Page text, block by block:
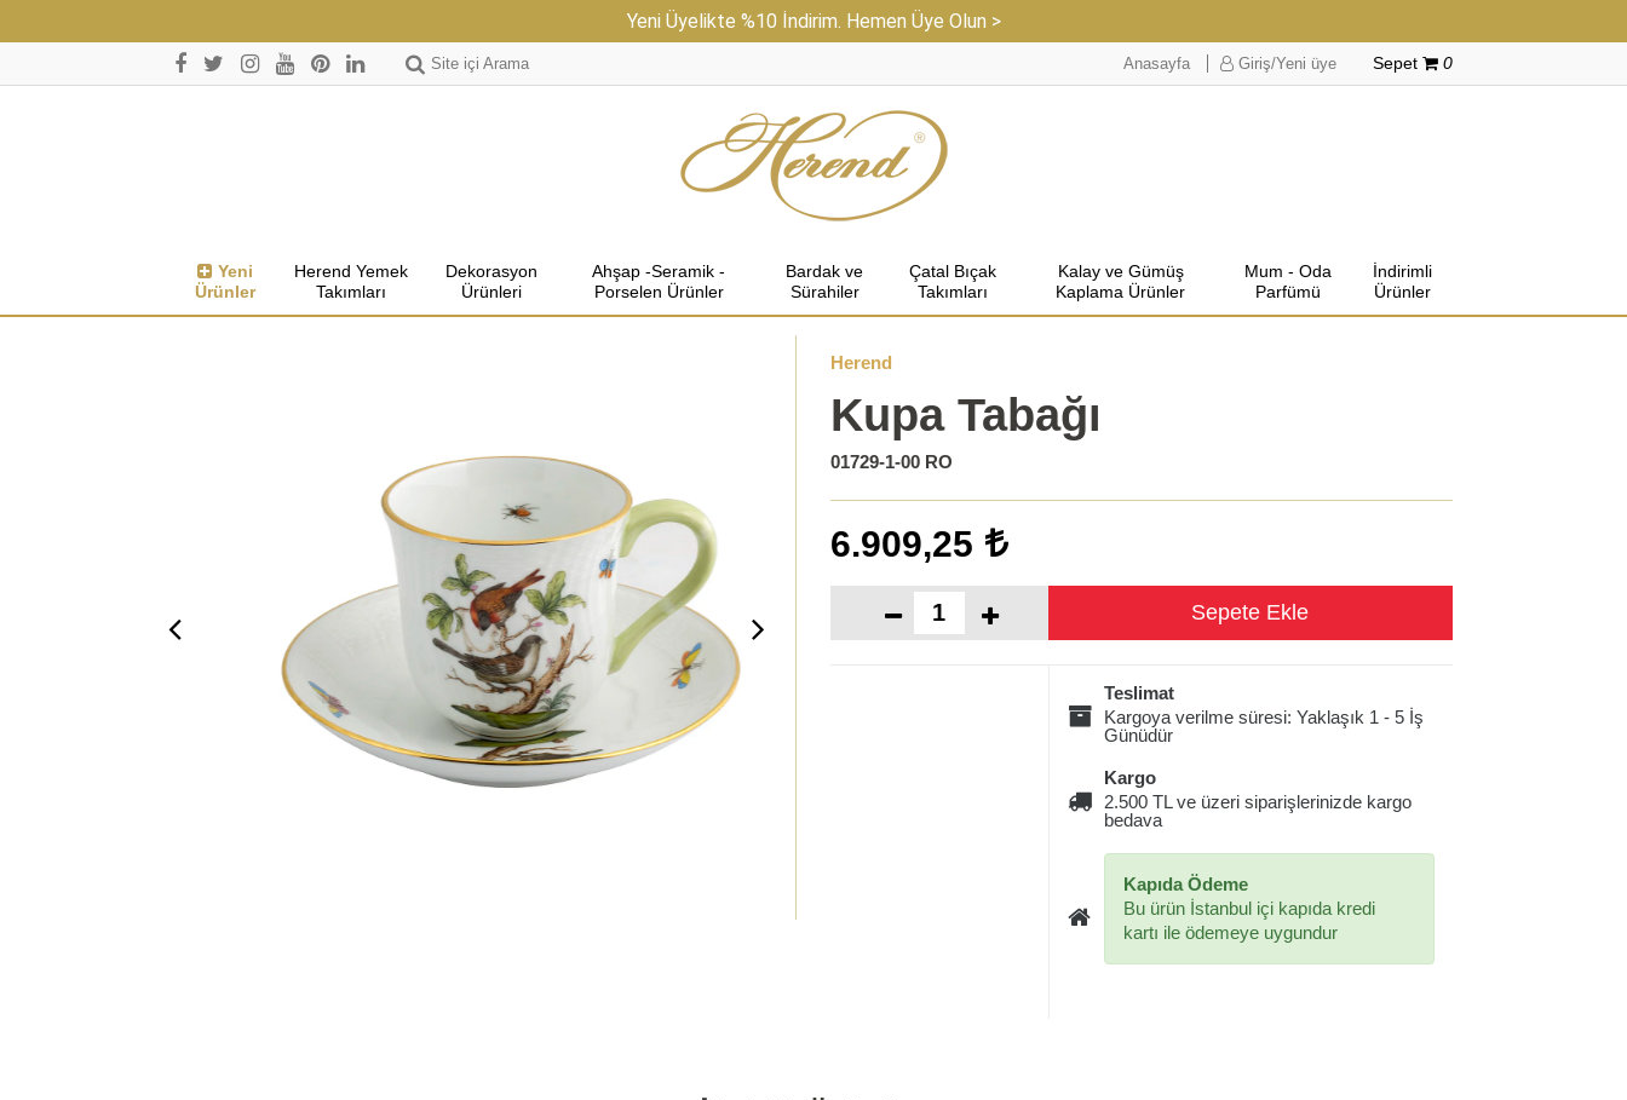
Yeni Üyelikte %10 İndirim. Hemen Üye Olun >
Site içi Arama Anasayfa Giriş/Yeni üye Sepet 0
Yeni
Ürünler
Herend Yemek
Takımları
Dekorasyon
Ürünleri
Ahşap -Seramik -
Porselen Ürünler
Bardak ve
Sürahiler
Çatal Bıçak
Takımları
Kalay ve Gümüş
Kaplama Ürünler
Mum - Oda
Parfümü
İndirimli
Ürünler
Herend
Kupa Tabağı
01729-1-00 RO
6.909,25
Teslimat
Kargoya verilme süresi: Yaklaşık 1 - 5 İş
Günüdür
Kargo
2.500 TL ve üzeri siparişlerinizde kargo
bedava
Kapıda Ödeme
Bu ürün İstanbul içi kapıda kredi
kartı ile ödemeye uygundur